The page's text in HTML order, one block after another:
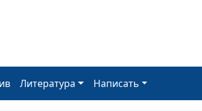
Литература Написать